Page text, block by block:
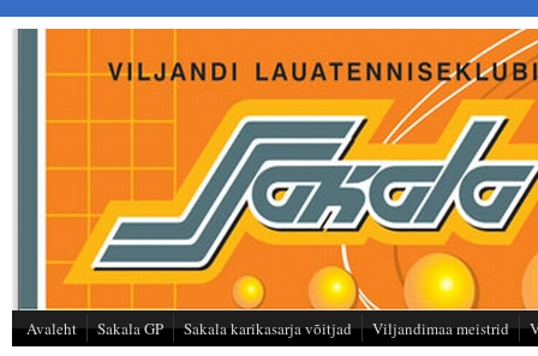
Liigu edasi põhisisu juurde
Avaleht Sakala GP Sakala karikasarja võitjad Viljandimaa meistrid